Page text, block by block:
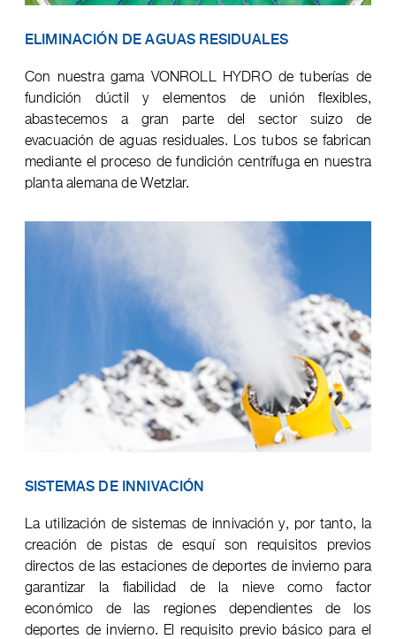
ELIMINACIÓN DE AGUAS RESIDUALES
Con nuestra gama VONROLL HYDRO de tuberías de
fundición dúctil y elementos de unión flexibles,
abastecemos a gran parte del sector suizo de
evacuación de aguas residuales. Los tubos se fabrican
mediante el proceso de fundición centrífuga en nuestra
planta alemana de Wetzlar.
SISTEMAS DE INNIVACIÓN
La utilización de sistemas de innivación y, por tanto, la
creación de pistas de esquí son requisitos previos
directos de las estaciones de deportes de invierno para
garantizar la fiabilidad de la nieve como factor
económico de las regiones dependientes de los
deportes de invierno. El requisito previo básico para el